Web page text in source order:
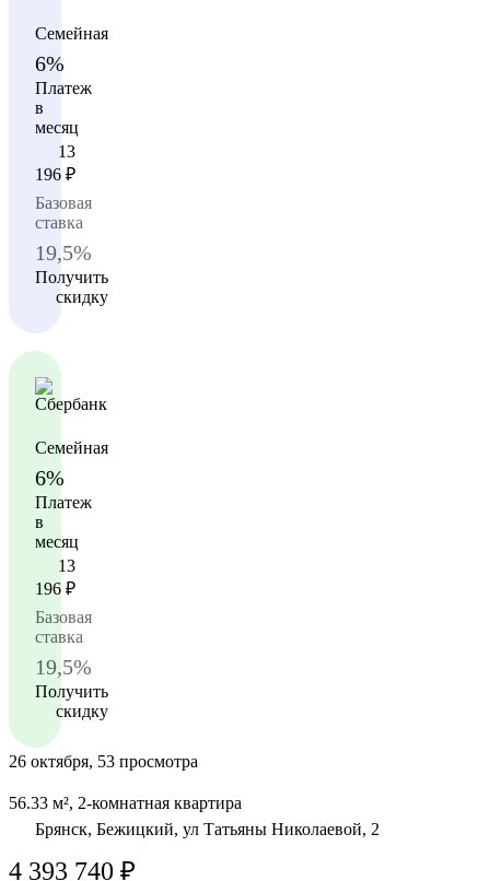
Семейная
6%
Платеж
в
месяц
13
196 ₽
Базовая
ставка
19,5%
Получить
скидку
Семейная
6%
Платеж
в
месяц
13
196 ₽
Базовая
ставка
19,5%
Получить
скидку
26 октября, 53 просмотра
56.33 м², 2-комнатная квартира
Брянск, Бежицкий, ул Татьяны Николаевой, 2
4 393 740 ₽